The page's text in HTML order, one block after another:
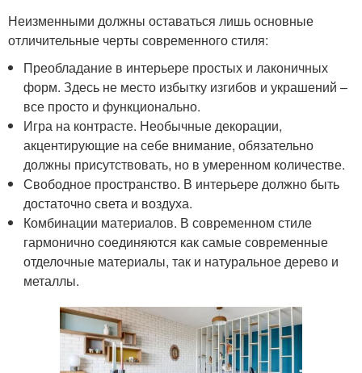
Неизменными должны оставаться лишь основные
отличительные черты современного стиля:
Преобладание в интерьере простых и лаконичных
форм. Здесь не место избытку изгибов и украшений –
все просто и функционально.
Игра на контрасте. Необычные декорации,
акцентирующие на себе внимание, обязательно
должны присутствовать, но в умеренном количестве.
Свободное пространство. В интерьере должно быть
достаточно света и воздуха.
Комбинации материалов. В современном стиле
гармонично соединяются как самые современные
отделочные материалы, так и натуральное дерево и
металлы.